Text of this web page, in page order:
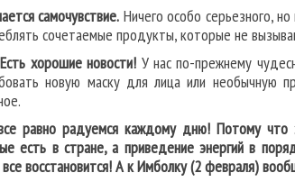
самочувствие. Ничего особо серьезного,
сочетаемые продукты, которые не
хорошие новости! У нас по-прежнему
новую маску для лица или
равно радуемся каждому дню! Потому что
есть в стране, а приведение энергий в
восстановится! А к Имболку (2 февраля)